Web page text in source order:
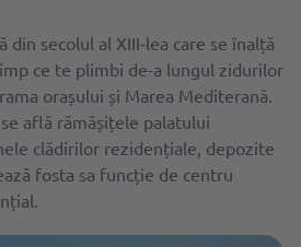
din secolul al XIII-lea care se înalță
ce te plimbi de-a lungul zidurilor
orașului și Marea Mediterană.
află rămășițele palatului
clădirilor rezidențiale, depozite
fosta sa funcție de centru